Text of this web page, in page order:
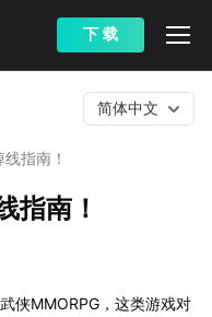
下 载
指南！
简体中文
指南！
侠MMORPG，这类游戏对